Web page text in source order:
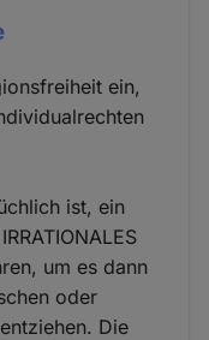
ein,
ist, ein
um es dann
oder
Die